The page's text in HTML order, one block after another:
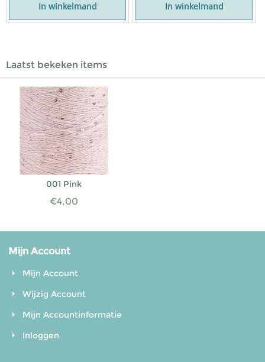
In winkelmand In winkelmand
Laatst bekeken items
001 Pink
€4,00
Mijn Account
Mijn Account
Wijzig Account
Mijn Accountinformatie
Inloggen